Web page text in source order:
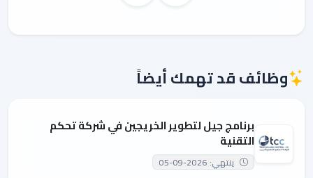
وظائف قد تهمك أيضاً
برنامج جيل لتطوير الخريجين في شركة تحكم
التقنية
ينتهي: 2026-09-05